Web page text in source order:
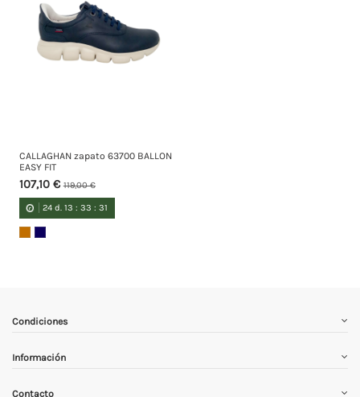
CALLAGHAN zapato 63700 BALLON
EASY FIT
107,10 €119,00 €
24 d. 13 :33 :31
Condiciones
Información
Contacto